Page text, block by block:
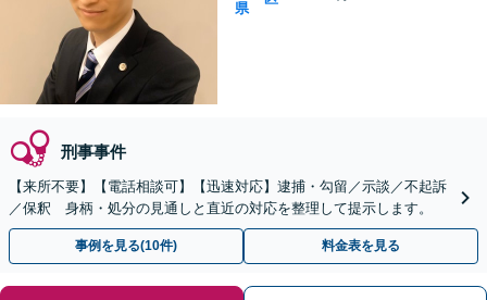
県
刑事事件
【来所不要】【電話相談可】【迅速対応】逮捕・勾留／示談／不起訴
／保釈 身柄・処分の見通しと直近の対応を整理して提示します。
事例を見る(10件) 料金表を見る